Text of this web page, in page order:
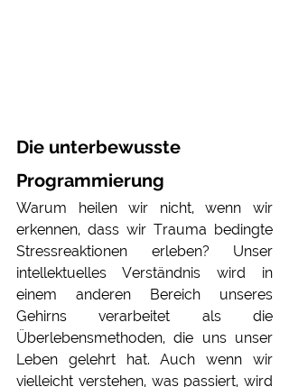
Die unterbewusste
Programmierung
Warum heilen wir nicht, wenn wir
erkennen, dass wir Trauma bedingte
Stressreaktionen erleben? Unser
intellektuelles Verständnis wird in
einem anderen Bereich unseres
Gehirns verarbeitet als die
Überlebensmethoden, die uns unser
Leben gelehrt hat. Auch wenn wir
vielleicht verstehen, was passiert, wird